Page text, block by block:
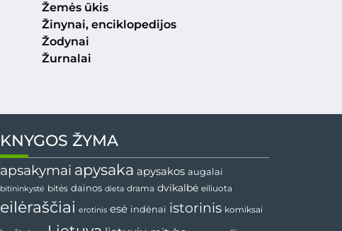
Žemės ūkis
Žinynai, enciklopedijos
Žodynai
Žurnalai
KNYGOS ŽYMA
apsakymai apysaka apysakos augalai
bitininkystė bitės dainos dieta drama dvikalbė eiliuota
eilėraščiai erotinis esė indėnai istorinis komiksai